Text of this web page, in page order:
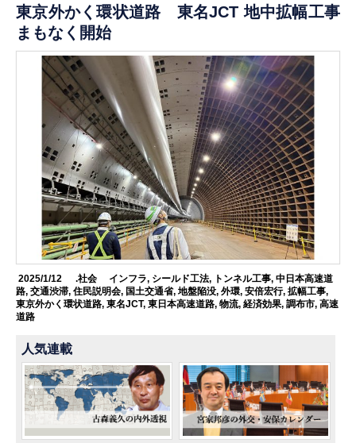
東京外かく環状道路 東名JCT 地中拡幅工事
まもなく開始
2025/1/12 .社会 インフラ, シールド工法, トンネル工事, 中日本高速道
路,交通渋滞,住民説明会, 国土交通省,地盤陥没,外環,安倍宏行,拡幅工事,
東京外かく環状道路,東名JCT,東日本高速道路,物流,経済効果,調布市,高速
道路
人気連載